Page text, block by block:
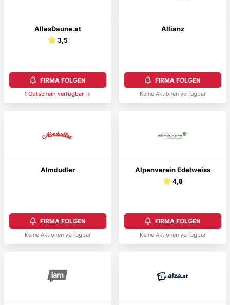
AllesDaune.at
3,5
FIRMA FOLGEN
1 Gutschein verfügbar →
Allianz
FIRMA FOLGEN
Keine Aktionen verfügbar
Almdudler
FIRMA FOLGEN
Keine Aktionen verfügbar
Alpenverein Edelweiss
4,8
FIRMA FOLGEN
Keine Aktionen verfügbar